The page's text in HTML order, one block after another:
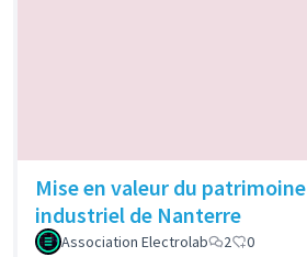
Mise en valeur du patrimoine
industriel de Nanterre
Association Electrolab 2 0